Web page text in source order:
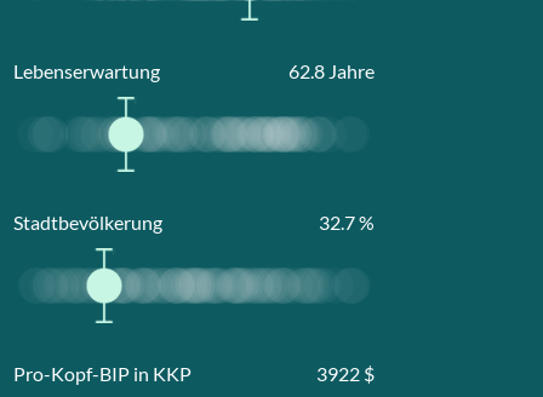
Lebenserwartung 62.8 Jahre
Stadtbevölkerung 32.7%
Pro-Kopf-BIP in KKP 3922 $